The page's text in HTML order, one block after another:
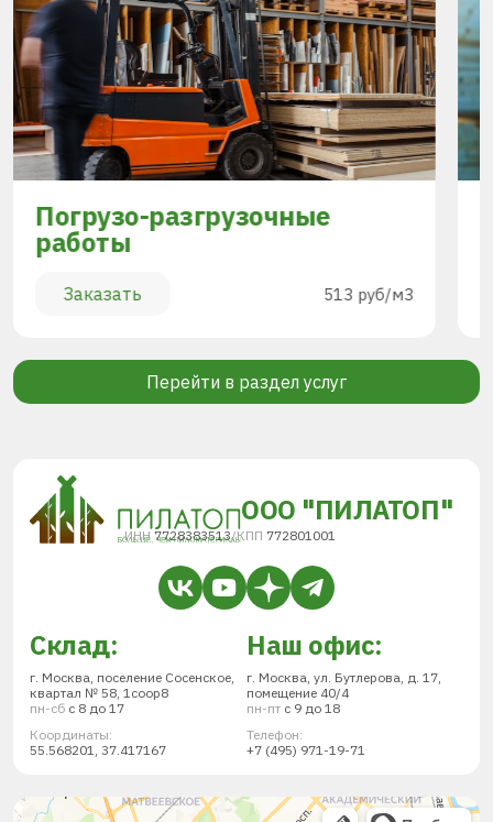
Погрузо-разгрузочные
работы
Заказать 513 руб/м3
Перейти в раздел услуг
ООО "ПИЛАТОП"
ИНН 7728383513/КПП 772801001
Склад:
г. Москва, поселение Сосенское,
квартал № 58, 1соор8
пн-сб с 8 до 17
Координаты:
55.568201, 37.417167
Наш офис:
г. Москва, ул. Бутлерова, д. 17,
помещение 40/4
пн-пт с 9 до 18
Телефон:
+7 (495) 971-19-71